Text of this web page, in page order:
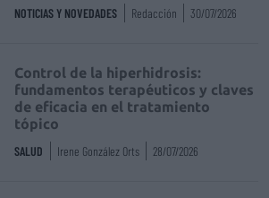
NOTICIAS Y NOVEDADES Redacción 30/07/2026
Control de la hiperhidrosis:
fundamentos terapéuticos y claves
de eficacia en el tratamiento
tópico
SALUD Irene González Orts 28/07/2026